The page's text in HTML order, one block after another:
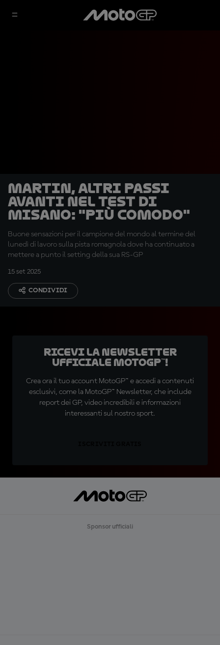
Martin, altri passi
avanti nel Test di
Misano: "Più comodo"
Buone sensazioni per il campione del mondo al termine del
lunedì di lavoro sulla pista romagnola dove ha continuato a
mettere a punto il setting della sua RS-GP
15 set 2025
CONDIVIDI
Ricevi la newsletter
ufficiale MotoGP™!
Crea ora il tuo account MotoGP™ e accedi a contenuti
esclusivi, come la MotoGP™ Newsletter, che include
report dei GP, video incredibili e informazioni
interessanti sul nostro sport.
Sponsor ufficiali